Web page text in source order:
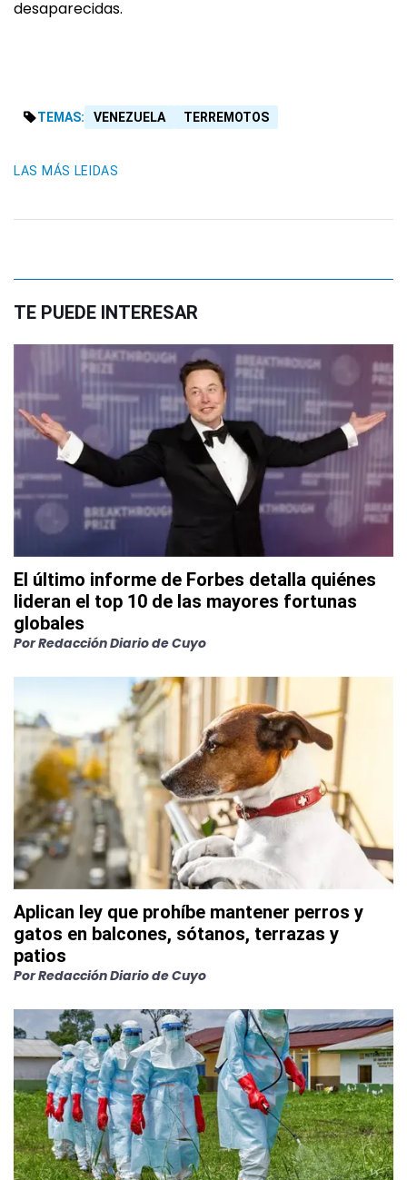
desaparecidas.
TEMAS: VENEZUELA TERREMOTOS
LAS MÁS LEIDAS
TE PUEDE INTERESAR
El último informe de Forbes detalla quiénes
lideran el top 10 de las mayores fortunas
globales
PorRedacción Diario de Cuyo
Aplican ley que prohíbe mantener perros y
gatos en balcones, sótanos, terrazas y
patios
PorRedacción Diario de Cuyo